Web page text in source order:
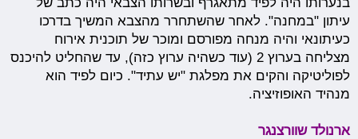
עיתון "במחנה". לאחר שהשתחרר מהצבא המשיך בדרכו
כעיתונאי והיה מנחה מפורסם ומוכר של תוכנית אירוח
מצליחה בערוץ 2 (עוד כשהיה ערוץ כזה), עד שהחליט להיכנס
לפוליטיקה והקים את מפלגת "יש עתיד". כיום לפיד הוא
מנהיד האופוזיציה.
ארנולד שוורצנגר